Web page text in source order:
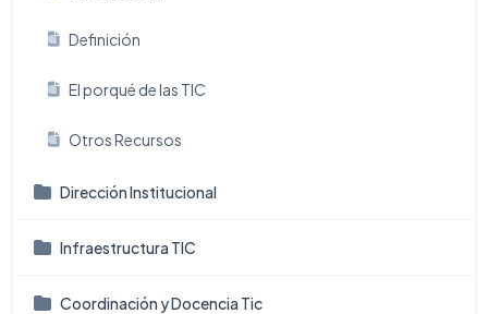
Definición
El porqué de las TIC
Otros Recursos
Dirección Institucional
Infraestructura TIC
Coordinación y Docencia Tic